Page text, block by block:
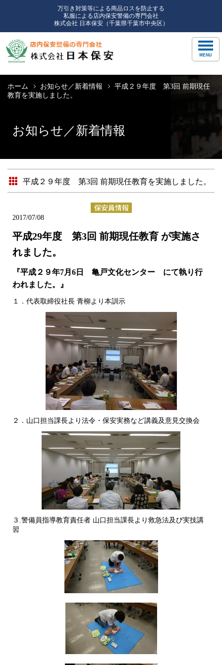
万引き対策等による商品ロスを防止する
私服による店内保安警備の専門会社
株式会社 日本保安（千葉県千葉市中央区）
ホーム お知らせ／新着情報
平成２９年度 第3回 前期現任
教育を実施しました。
お知らせ／新着情報
平成２９年度 第3回 前期現任教育を実施しました。
2017/07/08
平成29年度 第3回 前期現任教育 が実施さ
れました。
『平成２９年7月6日 亀戸文化センター にて執り行
われました。』
１．代表取締役社長 青柳より本訓示
２．山口担当課長より法令・保安実務など講義及意見交換会
３.警備員指導教育責任者 山口担当課長より救急法及び実技講
習